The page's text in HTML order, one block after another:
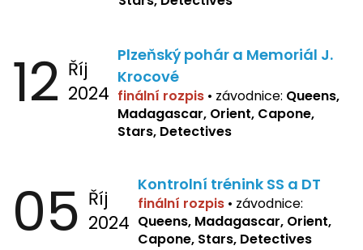
12 Říj
2024
Plzeňský pohár a Memoriál J.
Krocové
finální rozpis • závodnice: Queens,
Madagascar, Orient, Capone,
Stars, Detectives
05 Říj
2024
Kontrolní trénink SS a DT
finální rozpis • závodnice:
Queens, Madagascar, Orient,
Capone, Stars, Detectives